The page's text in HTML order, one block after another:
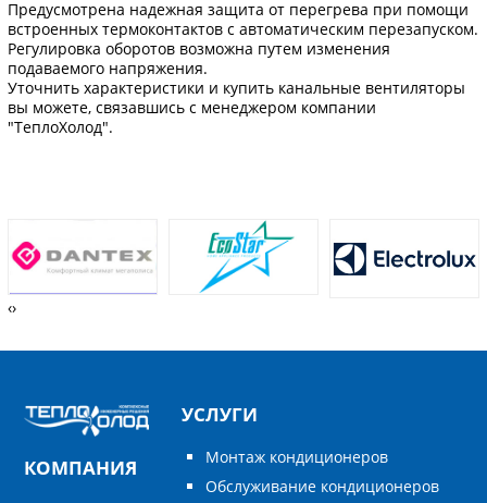
Предусмотрена надежная защита от перегрева при помощи
встроенных термоконтактов с автоматическим перезапуском.
Регулировка оборотов возможна путем изменения
подаваемого напряжения.
Уточнить характеристики и купить канальные вентиляторы
вы можете, связавшись с менеджером компании
"ТеплоХолод".
‹›
КОМПАНИЯ
УСЛУГИ
Монтаж кондиционеров
Обслуживание кондиционеров